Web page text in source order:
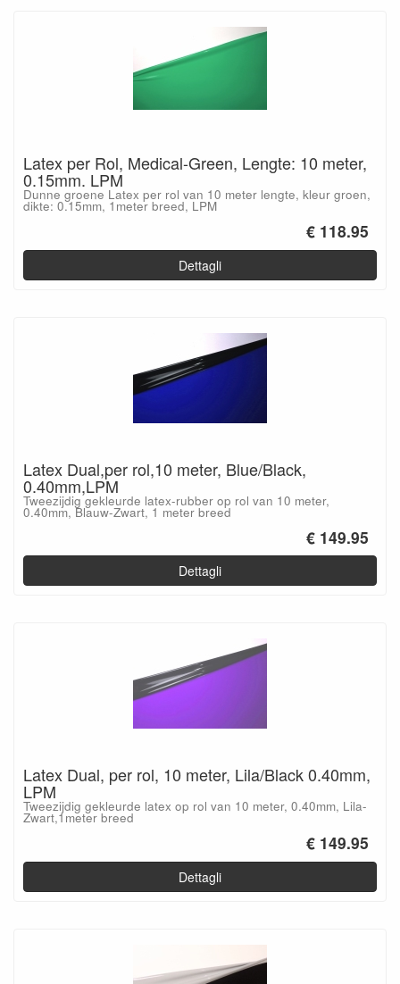
Latex per Rol, Medical-Green, Lengte: 10 meter,
0.15mm. LPM
Dunne groene Latex per rol van 10 meter lengte, kleur groen,
dikte: 0.15mm, 1meter breed, LPM
€ 118.95
Dettagli
Latex Dual,per rol,10 meter, Blue/Black,
0.40mm,LPM
Tweezijdig gekleurde latex-rubber op rol van 10 meter,
0.40mm, Blauw-Zwart, 1 meter breed
€ 149.95
Dettagli
Latex Dual, per rol, 10 meter, Lila/Black 0.40mm,
LPM
Tweezijdig gekleurde latex op rol van 10 meter, 0.40mm, Lila-
Zwart,1meter breed
€ 149.95
Dettagli